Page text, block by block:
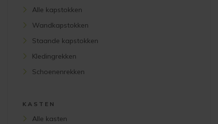
Alle kapstokken
Wandkapstokken
Staande kapstokken
Kledingrekken
Schoenenrekken
KASTEN
Alle kasten